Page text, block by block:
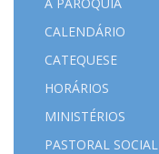
CALENDÁRIO
CATEQUESE
HORÁRIOS
MINISTÉRIOS
PASTORAL SOCIAL